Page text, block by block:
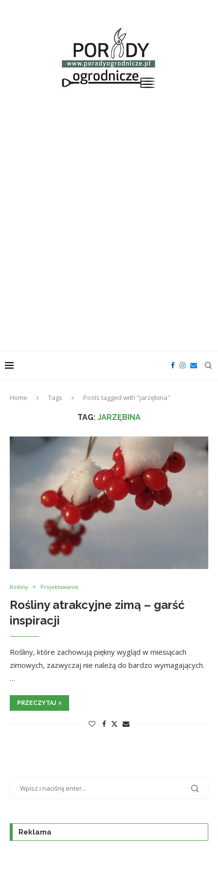
Home Tags Posts tagged with "jarzębina"
TAG: JARZĘBINA
Rośliny Projektowanie
Rośliny atrakcyjne zimą – garść
inspiracji
Rośliny, które zachowują piękny wygląd w miesiącach
zimowych, zazwyczaj nie należą do bardzo wymagających.
…
PRZECZYTAJ
Reklama